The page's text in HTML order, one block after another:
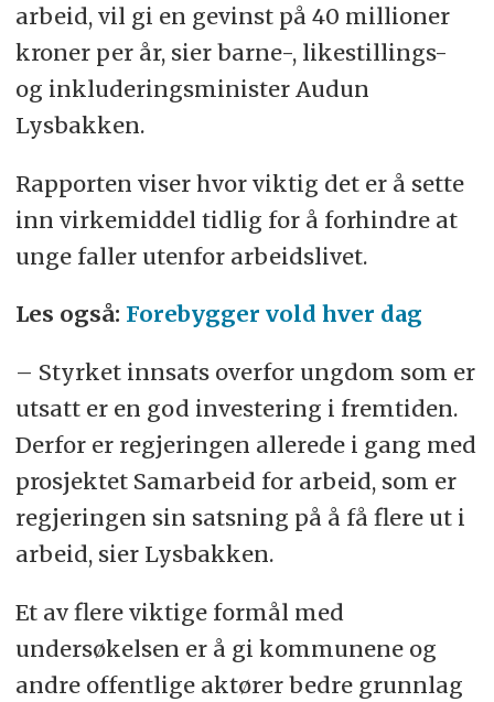
arbeid, vil gi en gevinst på 40 millioner
kroner per år, sier barne-, likestillings-
og inkluderingsminister Audun
Lysbakken.
Rapporten viser hvor viktig det er å sette
inn virkemiddel tidlig for å forhindre at
unge faller utenfor arbeidslivet.
Les også: Forebygger vold hver dag
– Styrket innsats overfor ungdom som er
utsatt er en god investering i fremtiden.
Derfor er regjeringen allerede i gang med
prosjektet Samarbeid for arbeid, som er
regjeringen sin satsning på å få flere ut i
arbeid, sier Lysbakken.
Et av flere viktige formål med
undersøkelsen er å gi kommunene og
andre offentlige aktører bedre grunnlag